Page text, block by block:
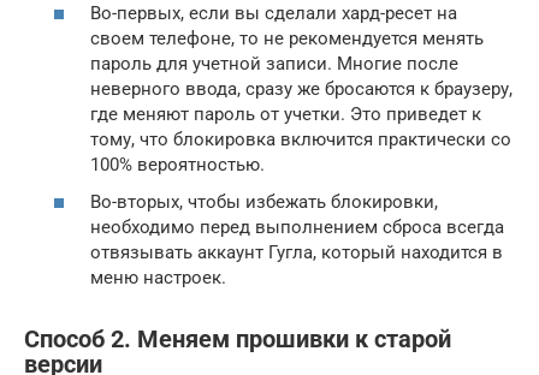
Во-первых, если вы сделали хард-ресет на
своем телефоне, то не рекомендуется менять
пароль для учетной записи. Многие после
неверного ввода, сразу же бросаются к браузеру,
где меняют пароль от учетки. Это приведет к
тому, что блокировка включится практически со
100% вероятностью.
Во-вторых, чтобы избежать блокировки,
необходимо перед выполнением сброса всегда
отвязывать аккаунт Гугла, который находится в
меню настроек.
Способ 2. Меняем прошивки к старой
версии